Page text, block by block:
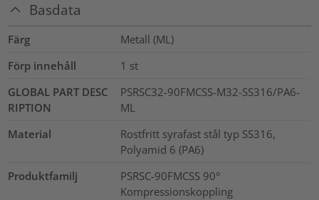
Basdata
Färg
Metall (ML)
Förp innehåll
1 st
GLOBAL PART DESC
RIPTION
PSRSC32-90FMCSS-M32-SS316/PA6-
ML
Material
Rostfritt syrafast stål typ SS316,
Polyamid 6 (PA6)
Produktfamilj
PSRSC-90FMCSS 90°
Kompressionskoppling